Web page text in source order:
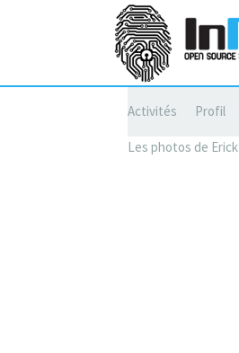
Activités Profil
Les photos de Erick